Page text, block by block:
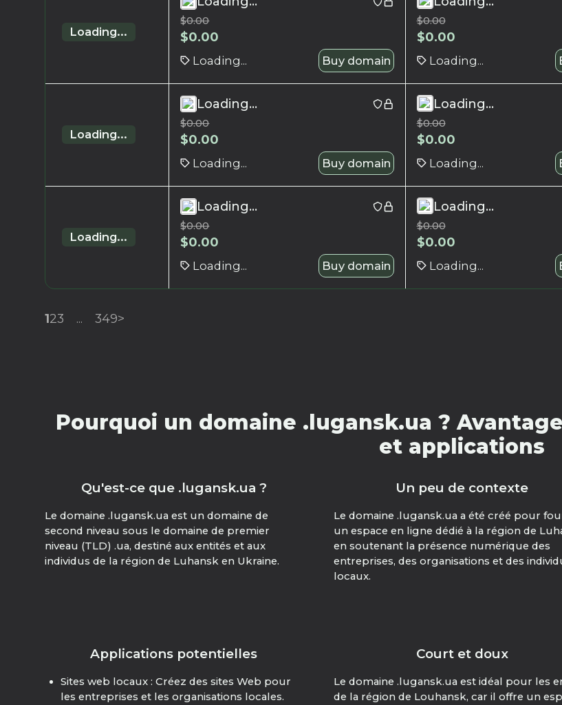
Loading...
$0.00
$0.00
Loading... Buy domain
$0.00
$0.00
Loading...
Loading...
Loading...
$0.00
$0.00
Loading... Buy domain
Loading...
$0.00
$0.00
Loading...
Loading...
Loading...
$0.00
$0.00
Loading... Buy domain
Loading...
$0.00
$0.00
Loading...
123 ... 349>
Pourquoi un domaine .lugansk.ua ?
et applications
Qu'est-ce que .lugansk.ua ?
Le domaine .lugansk.ua est un domaine de
second niveau sous le domaine de premier
niveau (TLD) .ua, destiné aux entités et aux
individus de la région de Luhansk en Ukraine.
Un peu de contexte
Le domaine .lugansk.ua a été créé pour
un espace en ligne dédié à la région de
en soutenant la présence numérique des
entreprises, des organisations et des
locaux.
Applications potentielles
Sites web locaux : Créez des sites Web pour
les entreprises et les organisations locales.
Court et doux
Le domaine .lugansk.ua est idéal pour les
de la région de Louhansk, car il offre un